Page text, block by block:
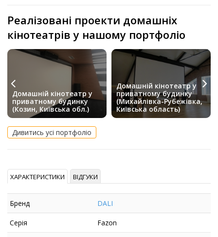
Реалізовані проекти домашніх
кінотеатрів у нашому портфоліо
Домашній кінотеатр у
приватному будинку
(Козин, Київська обл.)
Домашній кінотеатр у
приватному будинку
(Михайлівка-Рубежівка,
Київська область)
Дивитись усі портфоліо
ХАРАКТЕРИСТИКИ ВІДГУКИ
Бренд DALI
Серія Fazon